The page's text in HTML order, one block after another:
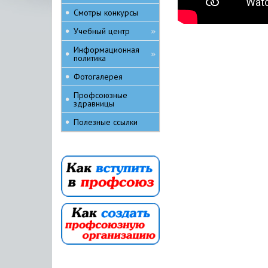
Смотры конкурсы
Учебный центр
»
Информационная
политика »
Фотогалерея
Профсоюзные
здравницы
Полезные ссылки